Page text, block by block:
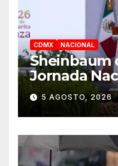
CDMX NACIONAL
Sheinbaum
Jornada
5 AGOSTO, 2026